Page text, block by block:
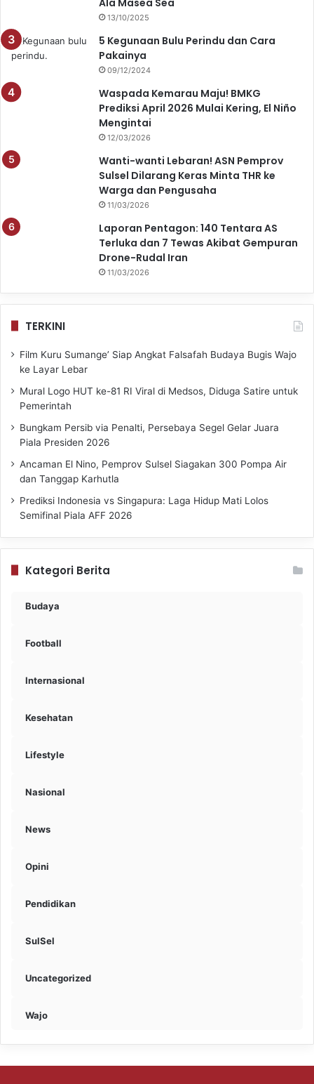
13/10/2025
5 Kegunaan Bulu Perindu dan Cara
Pakainya
09/12/2024
Waspada Kemarau Maju! BMKG
Prediksi April 2026 Mulai Kering, El Niño
Mengintai
12/03/2026
Wanti-wanti Lebaran! ASN Pemprov
Sulsel Dilarang Keras Minta THR ke
Warga dan Pengusaha
11/03/2026
Laporan Pentagon: 140 Tentara AS
Terluka dan 7 Tewas Akibat Gempuran
Drone-Rudal Iran
11/03/2026
TERKINI
Film Kuru Sumange’ Siap Angkat Falsafah Budaya Bugis Wajo
ke Layar Lebar
Mural Logo HUT ke-81 RI Viral di Medsos, Diduga Satire untuk
Pemerintah
Bungkam Persib via Penalti, Persebaya Segel Gelar Juara
Piala Presiden 2026
Ancaman El Nino, Pemprov Sulsel Siagakan 300 Pompa Air
dan Tanggap Karhutla
Prediksi Indonesia vs Singapura: Laga Hidup Mati Lolos
Semifinal Piala AFF 2026
Kategori Berita
Budaya
Football
Internasional
Kesehatan
Lifestyle
Nasional
News
Opini
Pendidikan
SulSel
Uncategorized
Wajo